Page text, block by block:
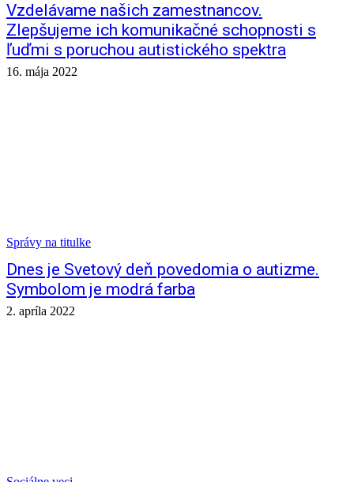
Vzdelávame našich zamestnancov.
Zlepšujeme ich komunikačné schopnosti s
ľuďmi s poruchou autistického spektra
16. mája 2022
Správy na titulke
Dnes je Svetový deň povedomia o autizme.
Symbolom je modrá farba
2. apríla 2022